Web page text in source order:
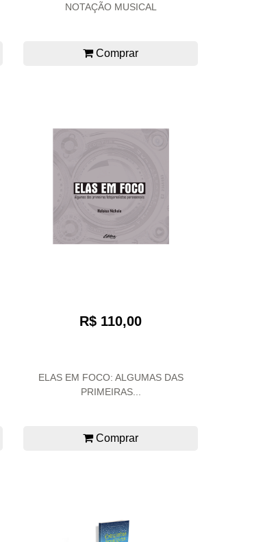
NOTAÇÃO MUSICAL
Comprar
R$ 110,00
ELAS EM FOCO: ALGUMAS DAS
PRIMEIRAS...
Comprar